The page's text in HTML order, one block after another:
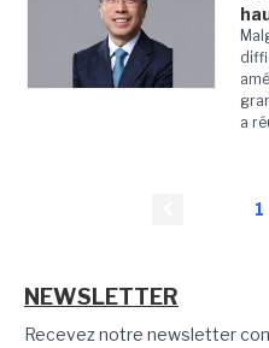
a
1
NEWSLETTER
Recevez notre newsletter